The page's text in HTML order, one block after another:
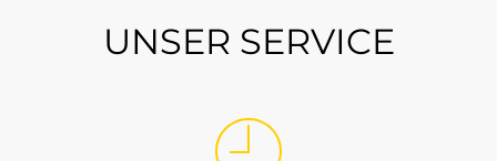
UNSER SERVICE